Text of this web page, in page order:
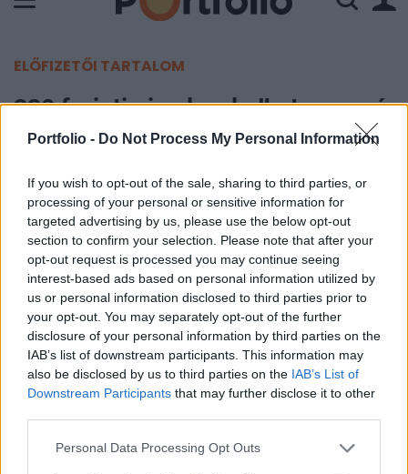
Portfolio - Do Not Process My Personal Information
If you wish to opt-out of the sale, sharing to third parties, or
processing of your personal or sensitive information for
targeted advertising by us, please use the below opt-out
section to confirm your selection. Please note that after your
opt-out request is processed you may continue seeing
interest-based ads based on personal information utilized by
us or personal information disclosed to third parties prior to
your opt-out. You may separately opt-out of the further
disclosure of your personal information by third parties on the
IAB’s list of downstream participants. This information may
also be disclosed by us to third parties on the IAB’s List of
Downstream Participants that may further disclose it to other
Personal Data Processing Opt Outs
ELŐFIZETŐI TARTALOM
330 forintig is elszaladhat az euró
árfolyama Heim szerint
Portfolio
2014. augusztus 07. 10:18
330 forintos euró sem kizárt, a bankok akár 1700
milliárd forintos veszteséget is elszenvedhetnek,
de az állam is beszállhat a terhek viselésébe -
nyilatkozta a Figyelőnek Heim Péter, a Századvég
Gazdaságkutató Zrt. elnöke.
"Nem hiszek abban, hogy a bankot kitekerjük valakinek a
közgazdász. Úgy vélekedett, hogy ha nem olyan